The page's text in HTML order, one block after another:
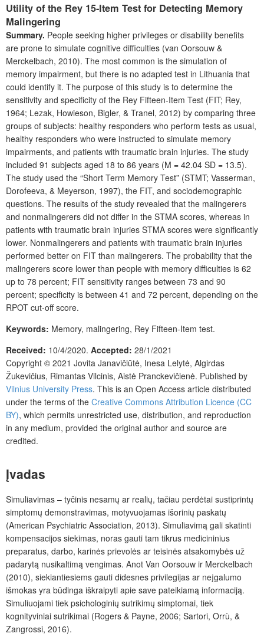
Utility of the Rey 15-Item Test for Detecting Memory
Malingering
Summary. People seeking higher privileges or disability benefits
are prone to simulate cognitive difficulties (van Oorsouw &
Merckelbach, 2010). The most common is the simulation of
memory impairment, but there is no adapted test in Lithuania that
could identify it. The purpose of this study is to determine the
sensitivity and specificity of the Rey Fifteen-Item Test (FIT; Rey,
1964; Lezak, Howieson, Bigler, & Tranel, 2012) by comparing three
groups of subjects: healthy responders who perform tests as usual,
healthy responders who were instructed to simulate memory
impairments, and patients with traumatic brain injuries. The study
included 91 subjects aged 18 to 86 years (M = 42.04 SD = 13.5).
The study used the “Short Term Memory Test” (STMT; Vasserman,
Dorofeeva, & Meyerson, 1997), the FIT, and sociodemographic
questions. The results of the study revealed that the malingerers
and nonmalingerers did not differ in the STMA scores, whereas in
patients with traumatic brain injuries STMA scores were significantly
lower. Nonmalingerers and patients with traumatic brain injuries
performed better on FIT than malingerers. The probability that the
malingerers score lower than people with memory difficulties is 62
up to 78 percent; FIT sensitivity ranges between 73 and 90
percent; specificity is between 41 and 72 percent, depending on the
RPOT cut-off score.
Keywords: Memory, malingering, Rey Fifteen-Item test.
Received: 10/4/2020. Accepted: 28/1/2021
Copyright © 2021 Jovita Janavičiūtė, Inesa Lelytė, Algirdas
Žukevičius, Rimantas Vilcinis, Aistė Pranckevičienė. Published by
Vilnius University Press. This is an Open Access article distributed
under the terms of the Creative Commons Attribution Licence (CC
BY), which permits unrestricted use, distribution, and reproduction
in any medium, provided the original author and source are
credited.
Įvadas
Simuliavimas – tyčinis nesamų ar realių, tačiau perdėtai sustiprintų
simptomų demonstravimas, motyvuojamas išorinių paskatų
(American Psychiatric Association, 2013). Simuliavimą gali skatinti
kompensacijos siekimas, noras gauti tam tikrus medicininius
preparatus, darbo, karinės prievolės ar teisinės atsakomybės už
padarytą nusikaltimą vengimas. Anot Van Oorsouw ir Merckelbach
(2010), siekiantiesiems gauti didesnes privilegijas ar neįgalumo
išmokas yra būdinga iškraipyti apie save pateikiamą informaciją.
Simuliuojami tiek psichologinių sutrikimų simptomai, tiek
kognityviniai sutrikimai (Rogers & Payne, 2006; Sartori, Orrù, &
Zangrossi, 2016).